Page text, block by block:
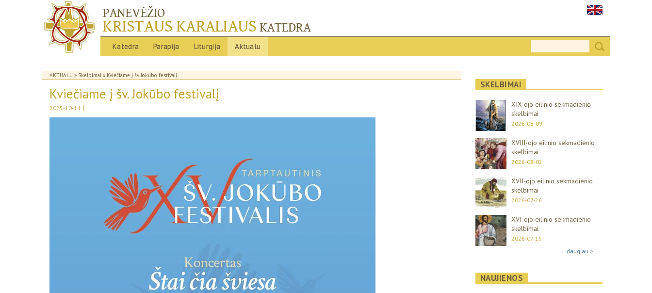
Katedra Parapija Liturgija Aktualu
AKTUALU » Skelbimai » Kviečiame į šv. Jokūbo festivalį
Kviečiame į šv. Jokūbo festivalį
2025-10-14 |
SKELBIMAI
XIX-ojo eilinio sekmadienio
skelbimai
2026-08-09
XVIII-ojo eilinio sekmadienio
skelbimai
2026-08-02
XVII-ojo eilinio sekmadienio
skelbimai
2026-07-26
XVI-ojo eilinio sekmadienio
skelbimai
2026-07-19
daugiau >
NAUJIENOS